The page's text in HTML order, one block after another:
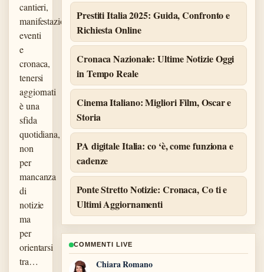
cantieri,
manifestazioni,
eventi
e
cronaca,
tenersi
aggiornati
è una
sfida
quotidiana,
non
per
mancanza
di
notizie
ma
per
orientarsi
tra…
Prestiti Italia 2025: Guida, Confronto e
Richiesta Online
Cronaca Nazionale: Ultime Notizie Oggi
in Tempo Reale
Cinema Italiano: Migliori Film, Oscar e
Storia
PA digitale Italia: co ‘è, come funziona e
cadenze
Ponte Stretto Notizie: Cronaca, Co ti e
Ultimi Aggiornamenti
COMMENTI LIVE
Chiara Romano